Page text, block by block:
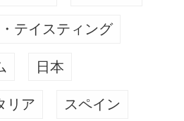
テイスティング
日本
リア スペイン